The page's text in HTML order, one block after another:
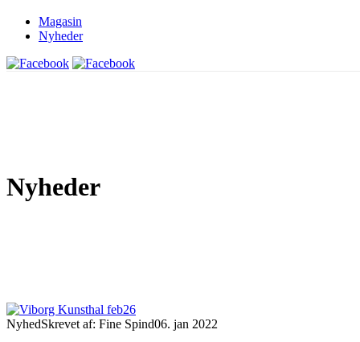
Magasin
Nyheder
Nyheder
NyhedSkrevet af: Fine Spind06. jan 2022